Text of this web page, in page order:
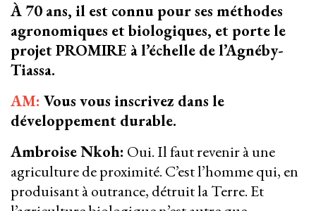
À 70 ans, il est connu pour ses méthodes
agronomiques et biologiques, et porte le
projet PROMIRE à l’échelle de l’Agnéby-
Tiassa.
AM: Vous vous inscrivez dans le
développement durable.
Ambroise Nkoh: Oui. Il faut revenir à une
agriculture de proximité. C’est l’homme qui, en
produisant à outrance, détruit la Terre. Et